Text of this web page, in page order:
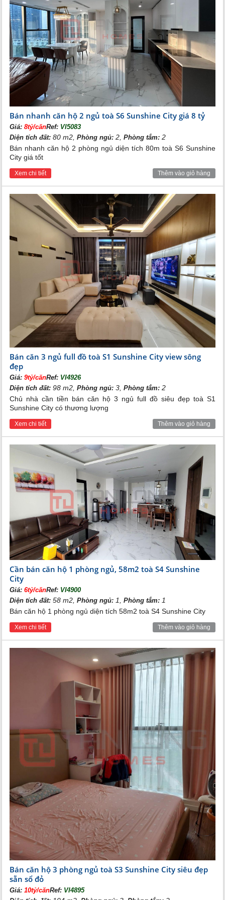
Bán nhanh căn hộ 2 ngủ toà S6 Sunshine City giá 8 tỷ
Giá:8tỷ/cănRef: VI5083
Diện tích đất: 80 m2,Phòng ngủ: 2,Phòng tắm: 2
Bán nhanh căn hộ 2 phòng ngủ diện tích 80m toà S6 Sunshine
City giá tốt
Xem chi tiết Thêm vào giỏ hàng
Bán căn 3 ngủ full đồ toà S1 Sunshine City view sông
đẹp
Giá:9tỷ/cănRef: VI4926
Diện tích đất: 98 m2,Phòng ngủ: 3,Phòng tắm: 2
Chủ nhà cần tiền bán căn hộ 3 ngủ full đồ siêu đẹp toà S1
Sunshine City có thương lượng
Xem chi tiết Thêm vào giỏ hàng
Cần bán căn hộ 1 phòng ngủ, 58m2 toà S4 Sunshine
City
Giá:6tỷ/cănRef: VI4900
Diện tích đất: 58 m2,Phòng ngủ: 1,Phòng tắm: 1
Bán căn hộ 1 phòng ngủ diện tích 58m2 toà S4 Sunshine City
Xem chi tiết Thêm vào giỏ hàng
Bán căn hộ 3 phòng ngủ toà S3 Sunshine City siêu đẹp
sẵn sổ đỏ
Giá:10tỷ/cănRef: VI4895